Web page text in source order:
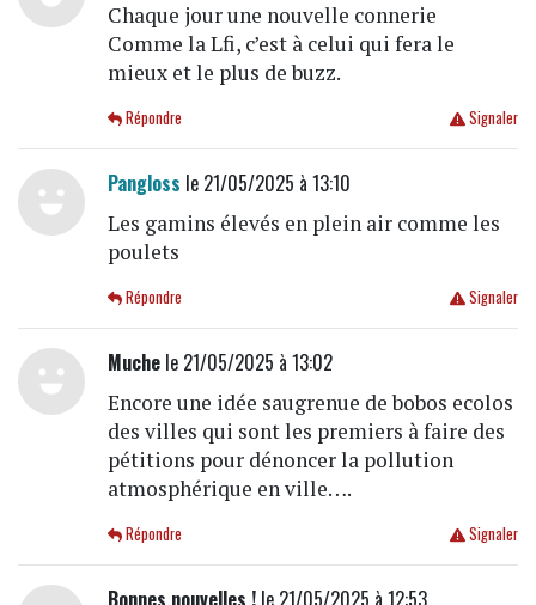
Chaque jour une nouvelle connerie
Comme la Lfi, c’est à celui qui fera le
mieux et le plus de buzz.
Signaler
Répondre
Pangloss le 21/05/2025 à 13:10
Les gamins élevés en plein air comme les
poulets
Signaler
Répondre
Muchele 21/05/2025 à 13:02
Encore une idée saugrenue de bobos ecolos
des villes qui sont les premiers à faire des
pétitions pour dénoncer la pollution
atmosphérique en ville….
Signaler
Répondre